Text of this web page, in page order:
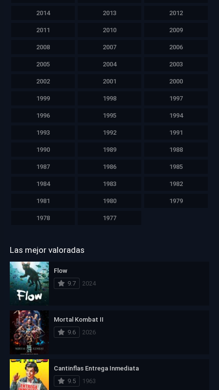
2014 2013 2012
2011 2010 2009
2008 2007 2006
2005 2004 2003
2002 2001 2000
1999 1998 1997
1996 1995 1994
1993 1992 1991
1990 1989 1988
1987 1986 1985
1984 1983 1982
1981 1980 1979
1978 1977
Las mejor valoradas
Flow
9.7
2024
Mortal Kombat II
9.6
2026
Cantinflas Entrega Inmediata
9.5
1963